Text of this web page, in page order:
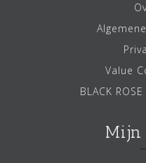
Value
BLACK
Mijn